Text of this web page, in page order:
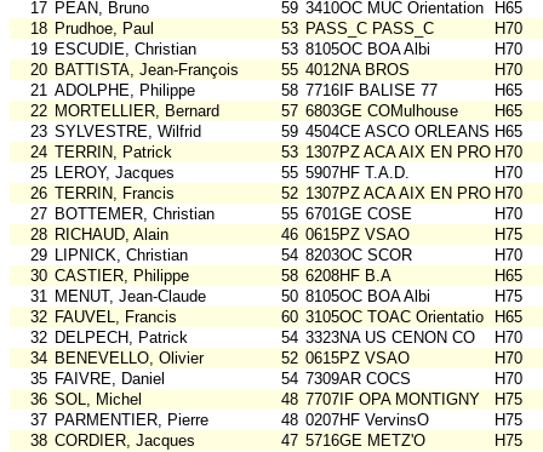
17 PEAN, Bruno 59 3410OC MUC Orientation
H65
18 Prudhoe, Paul 53 PASS_C PASS_C
H70
19 ESCUDIE, Christian 53 8105OC BOA Albi
H70
20 BATTISTA, Jean-François 55 4012NA BROS
H70
21 ADOLPHE, Philippe 58 7716IF BALISE 77
H65
22 MORTELLIER, Bernard 57 6803GE COMulhouse
H65
23 SYLVESTRE, Wilfrid 59 4504CE ASCO ORLEANS H65
24 TERRIN, Patrick 53 1307PZ ACA AIX EN PROVH70
25 LEROY, Jacques 55 5907HF T.A.D.
H70
26 TERRIN, Francis 52 1307PZ ACA AIX EN PROVH70
27 BOTTEMER, Christian 55 6701GE COSE
H70
28 RICHAUD, Alain 46 0615PZ VSAO
H75
29 LIPNICK, Christian 54 8203OC SCOR
H70
30 CASTIER, Philippe 58 6208HF B.A
H65
31 MENUT, Jean-Claude 50 8105OC BOA Albi
H75
32 FAUVEL, Francis 60 3105OC TOAC Orientatio
H65
32 DELPECH, Patrick 54 3323NA US CENON CO
H70
34 BENEVELLO, Olivier 52 0615PZ VSAO
H70
35 FAIVRE, Daniel 54 7309AR COCS
H70
36 SOL, Michel 48 7707IF OPA MONTIGNY
H75
37 PARMENTIER, Pierre 48 0207HF VervinsO
H75
38 CORDIER, Jacques 47 5716GE METZ'O H75